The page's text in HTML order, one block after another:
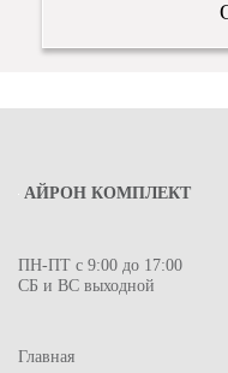
АЙРОН КОМПЛЕКТ
ПН-ПТ с 9:00 до 17:00
СБ и ВС выходной
Главная